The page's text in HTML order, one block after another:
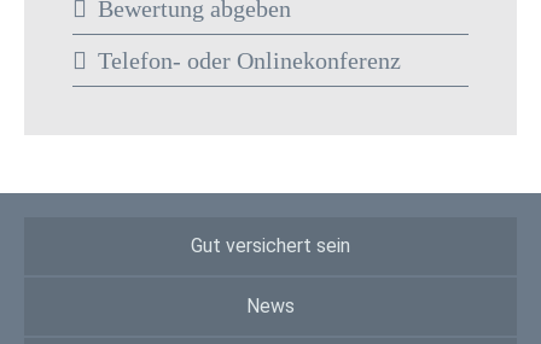
Bewertung abgeben
Telefon- oder Onlinekonferenz
Gut versichert sein
News